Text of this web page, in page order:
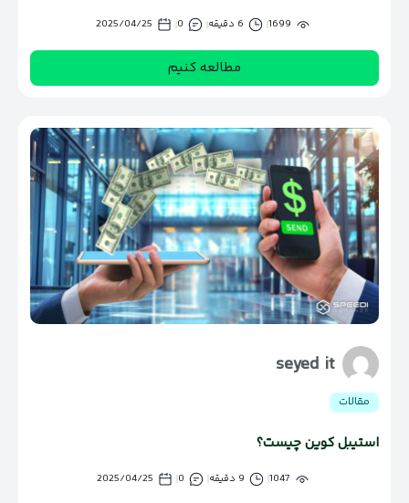
1699 6 دقیقه 0
2025/04/25
مطالعه کنیم
seyed it
مقالات
استیبل کوین چیست؟
1047 9 دقیقه 0
2025/04/25